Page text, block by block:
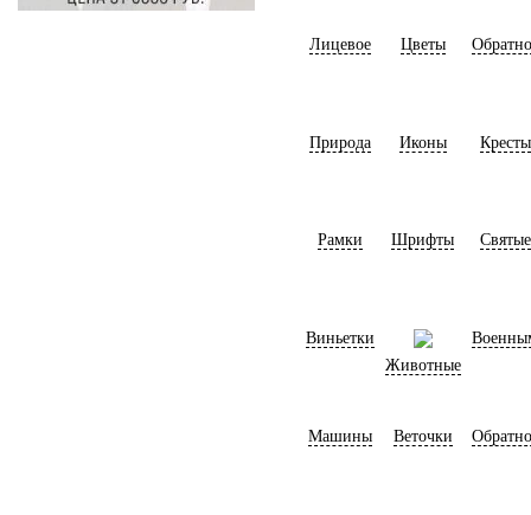
Лицевое Цветы
Природа Иконы Кресты
Рамки Шрифты Святые
Виньетки
Животные
Машины Веточки